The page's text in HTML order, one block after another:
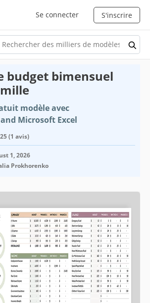
Se connecter S'inscrire
budget bimensuel
modèle avec
Microsoft Excel
(1 avis)
1, 2026
Prokhorenko